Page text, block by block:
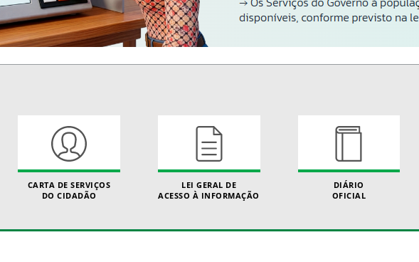
CARTA DE SERVIÇOS
DO CIDADÃO
LEI GERAL DE
ACESSO À INFORMAÇÃO
DIÁRIO
OFICIAL